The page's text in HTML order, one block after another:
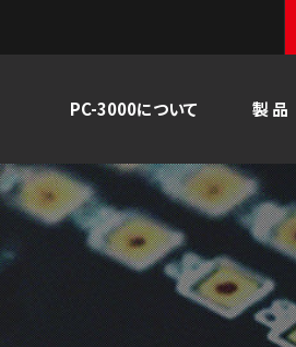
PC-3000について 製 品